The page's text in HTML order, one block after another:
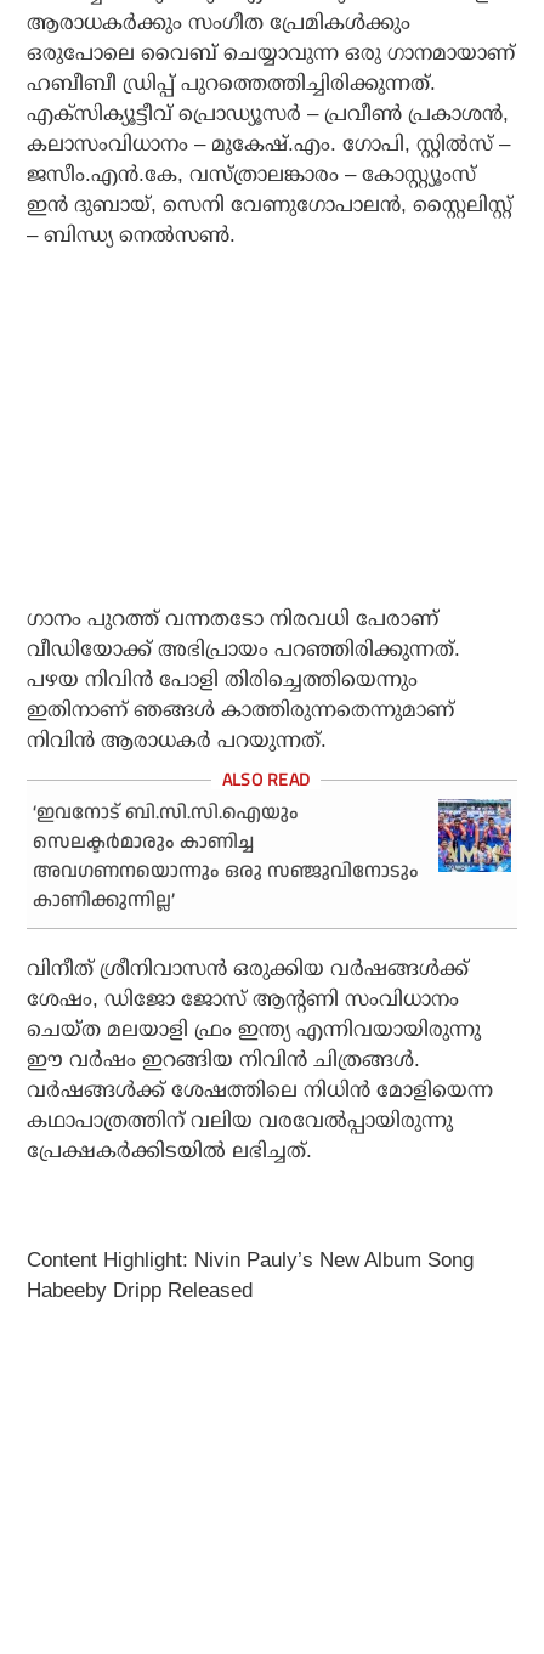
ആരാധകർക്കും സംഗീത പ്രേമികൾക്കും
ഒരുപോലെ വൈബ് ചെയ്യാവുന്ന ഒരു ഗാനമായാണ്
ഹബീബീ ഡ്രിപ്പ് പുറത്തെത്തിച്ചിരിക്കുന്നത്.
എക്സിക്യൂട്ടീവ് പ്രൊഡ്യൂസർ – പ്രവീൺ പ്രകാശൻ,
കലാസംവിധാനം – മുകേഷ്.എം. ഗോപി, സ്റ്റിൽസ് –
ജസീം.എൻ.കേ, വസ്ത്രാലങ്കാരം – കോസ്റ്റ്യൂംസ്
ഇൻ ദുബായ്, സെനി വേണുഗോപാലൻ, സ്റ്റൈലിസ്റ്റ്
– ബിന്ധ്യ നെൽസൺ.
ഗാനം പുറത്ത് വന്നതടോ നിരവധി പേരാണ്
വീഡിയോക്ക് അഭിപ്രായം പറഞ്ഞിരിക്കുന്നത്.
പഴയ നിവിൻ പോളി തിരിച്ചെത്തിയെന്നും
ഇതിനാണ് ഞങ്ങൾ കാത്തിരുന്നതെന്നുമാണ്
നിവിൻ ആരാധകർ പറയുന്നത്.
‘ഇവനോട് ബി.സി.സി.ഐയും
സെലക്ടര്‍മാരും കാണിച്ച
അവഗണനയൊന്നും ഒരു സഞ്ജുവിനോടും
കാണിക്കുന്നില്ല’
വിനീത് ശ്രീനിവാസൻ ഒരുക്കിയ വർഷങ്ങൾക്ക്
ശേഷം, ഡിജോ ജോസ് ആന്റണി സംവിധാനം
ചെയ്ത മലയാളി ഫ്രം ഇന്ത്യ എന്നിവയായിരുന്നു
ഈ വർഷം ഇറങ്ങിയ നിവിൻ ചിത്രങ്ങൾ.
വർഷങ്ങൾക്ക് ശേഷത്തിലെ നിധിൻ മോളിയെന്ന
കഥാപാത്രത്തിന് വലിയ വരവേൽപ്പായിരുന്നു
പ്രേക്ഷകർക്കിടയിൽ ലഭിച്ചത്.
Content Highlight: Nivin Pauly’s New Album Song
Habeeby Dripp Released